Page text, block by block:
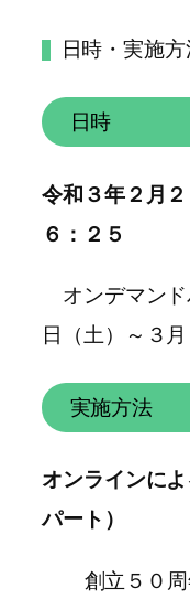
日時・実施
日時
令和３年２月
６：２５
オンデマン
日（土）～３月
実施方法
オンラインに
パート）
創立５